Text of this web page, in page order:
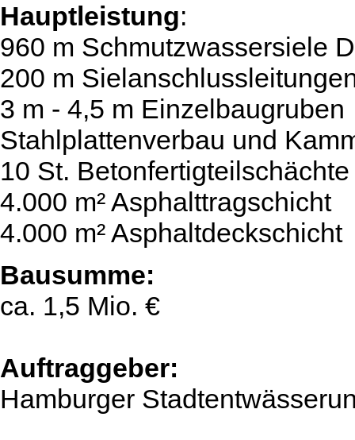
Hauptleistung:
960 m Schmutzwassersiele
200 m
3 m - 4,5 m Einzelbaugruben
Stahlplattenverbau und
10 St.
4.000 m² Asphalttragschicht
4.000 m² Asphaltdeckschicht
Bausumme:
ca. 1,5 Mio. €
Auftraggeber:
Hamburger